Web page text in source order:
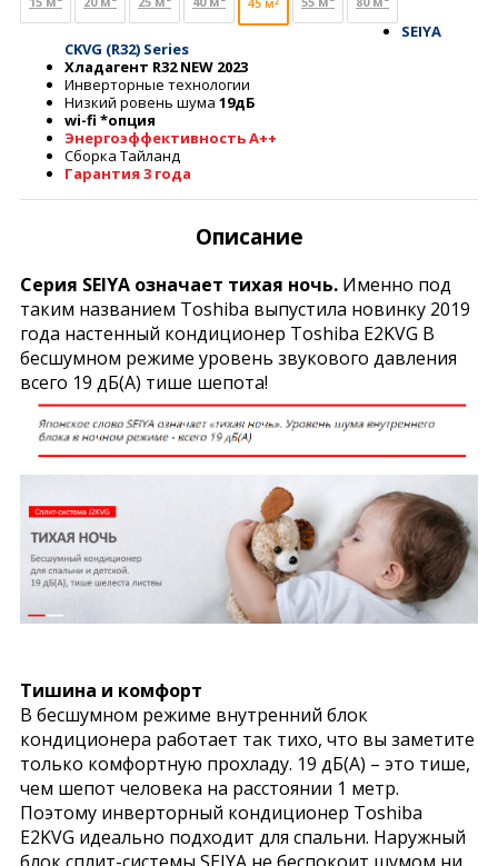
SEIYA
CKVG (R32) Series
Хладагент R32 NEW 2023
Инверторные технологии
Низкий ровень шума 19дБ
wi-fi *опция
Энергоэффективность А++
Сборка Тайланд
Гарантия 3 года
Описание
Серия SEIYA означает тихая ночь. Именно под
таким названием Toshiba выпустила новинку 2019
года настенный кондиционер Toshiba E2KVG В
бесшумном режиме уровень звукового давления
всего 19 дБ(А) тише шепота!
Тишина и комфорт
В бесшумном режиме внутренний блок
кондиционера работает так тихо, что вы заметите
только комфортную прохладу. 19 дБ(А) – это тише,
чем шепот человека на расстоянии 1 метр.
Поэтому инверторный кондиционер Toshiba
E2KVG идеально подходит для спальни. Наружный